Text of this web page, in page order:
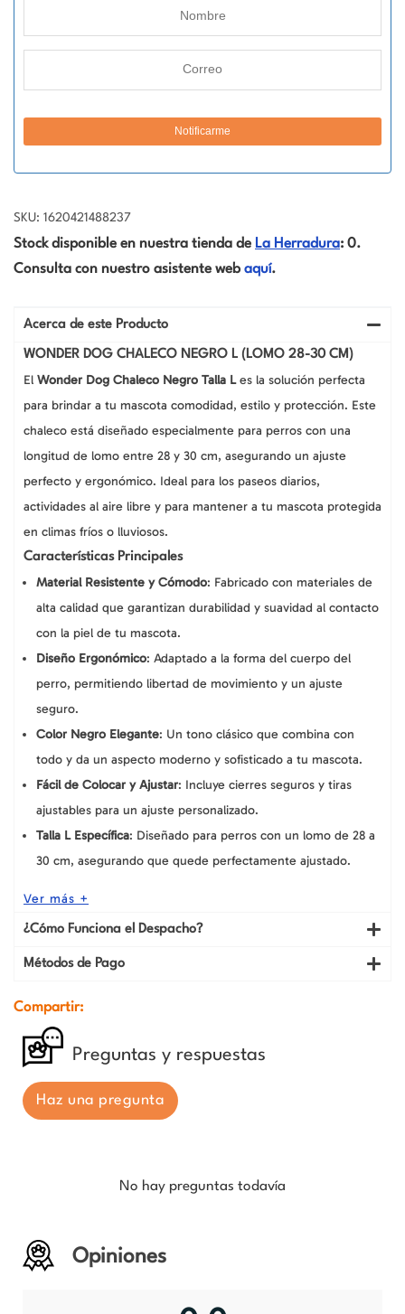
SKU: 1620421488237
Stock disponible en nuestra tienda de La Herradura: 0.
Consulta con nuestro asistente web aquí.
Acerca de este Producto
WONDER DOG CHALECO NEGRO L (LOMO 28-30 CM)
El Wonder Dog Chaleco Negro Talla Les la solución perfecta
para brindar a tu mascota comodidad, estilo y protección. Este
chaleco está diseñado especialmente para perros con una
longitud de lomo entre 28 y 30 cm, asegurando un ajuste
perfecto y ergonómico. Ideal para los paseos diarios,
actividades al aire libre y para mantener a tu mascota protegida
en climas fríos o lluviosos.
Características Principales
Material Resistente y Cómodo: Fabricado con materiales de
alta calidad que garantizan durabilidad y suavidad al contacto
con la piel de tu mascota.
Diseño Ergonómico: Adaptado a la forma del cuerpo del
perro, permitiendo libertad de movimiento y un ajuste
seguro.
Color Negro Elegante: Un tono clásico que combina con
todo y da un aspecto moderno y sofisticado a tu mascota.
Fácil de Colocar y Ajustar: Incluye cierres seguros y tiras
ajustables para un ajuste personalizado.
Talla L Específica: Diseñado para perros con un lomo de 28 a
30 cm, asegurando que quede perfectamente ajustado.
Ver más +
¿Cómo Funciona el Despacho?
Métodos de Pago
Compartir:
Preguntas y respuestas
Haz una pregunta
No hay preguntas todavía
Opiniones